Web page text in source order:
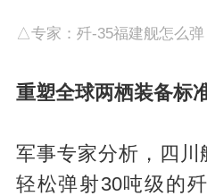
△专家：歼-35福建舰怎么
重塑全球两栖装备标
军事专家分析，四
轻松弹射30吨级的